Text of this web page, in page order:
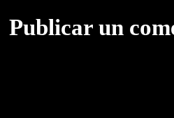
Publicar un